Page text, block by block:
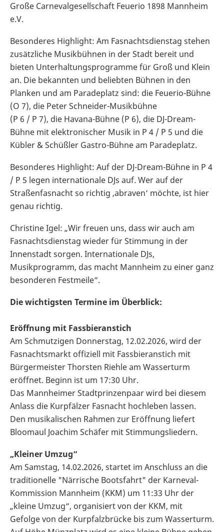
Große Carnevalgesellschaft Feuerio 1898 Mannheim
e.V.
Besonderes Highlight: Am Fasnachtsdienstag stehen
zusätzliche Musikbühnen in der Stadt bereit und
bieten Unterhaltungsprogramme für Groß und Klein
an. Die bekannten und beliebten Bühnen in den
Planken und am Paradeplatz sind: die Feuerio-Bühne
(O 7), die Peter Schneider-Musikbühne
(P 6 / P 7), die Havana-Bühne (P 6), die DJ-Dream-
Bühne mit elektronischer Musik in P 4 / P 5 und die
Kübler & Schüßler Gastro-Bühne am Paradeplatz.
Besonderes Highlight: Auf der DJ-Dream-Bühne in P 4
/ P 5 legen internationale DJs auf. Wer auf der
Straßenfasnacht so richtig ‚abraven‘ möchte, ist hier
genau richtig.
Christine Igel: „Wir freuen uns, dass wir auch am
Fasnachtsdienstag wieder für Stimmung in der
Innenstadt sorgen. Internationale DJs,
Musikprogramm, das macht Mannheim zu einer ganz
besonderen Festmeile“.
Die wichtigsten Termine im Überblick:
Eröffnung mit Fassbieranstich
Am Schmutzigen Donnerstag, 12.02.2026, wird der
Fasnachtsmarkt offiziell mit Fassbieranstich mit
Bürgermeister Thorsten Riehle am Wasserturm
eröffnet. Beginn ist um 17:30 Uhr.
Das Mannheimer Stadtprinzenpaar wird bei diesem
Anlass die Kurpfälzer Fasnacht hochleben lassen.
Den musikalischen Rahmen zur Eröffnung liefert
Bloomaul Joachim Schäfer mit Stimmungsliedern.
„Kleiner Umzug“
Am Samstag, 14.02.2026, startet im Anschluss an die
traditionelle "Närrische Bootsfahrt" der Karneval-
Kommission Mannheim (KKM) um 11:33 Uhr der
„kleine Umzug“, organisiert von der KKM, mit
Gefolge von der Kurpfalzbrücke bis zum Wasserturm.